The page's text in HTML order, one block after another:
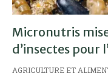
Micronutris
d’insectes
AGRICULTURE ET